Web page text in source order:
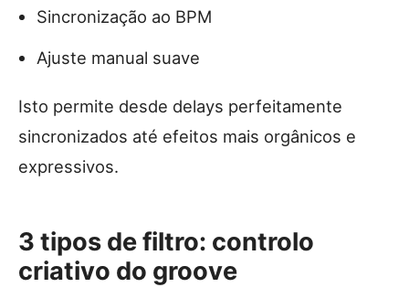
Sincronização ao BPM
Ajuste manual suave
Isto permite desde delays perfeitamente
sincronizados até efeitos mais orgânicos e
expressivos.
3 tipos de filtro: controlo
criativo do groove